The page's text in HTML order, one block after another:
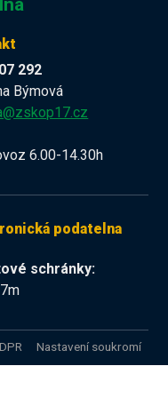
292
Býmová
6.00-14.30h
podatelna
schránky:
Nastavení soukromí